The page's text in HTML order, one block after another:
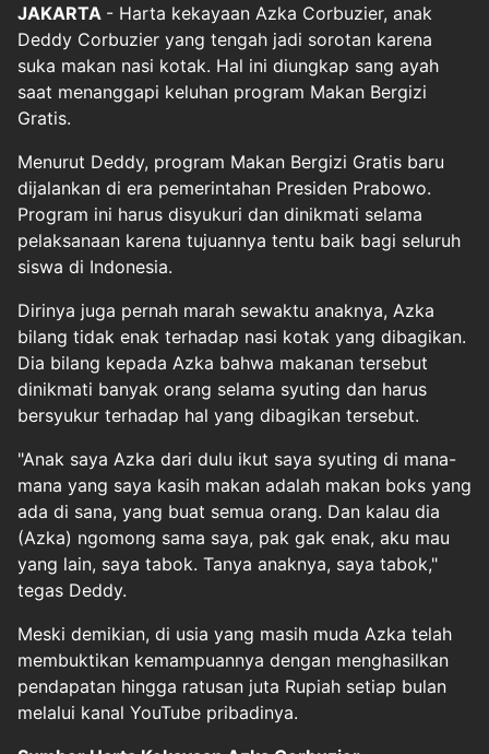
JAKARTA - Harta kekayaan Azka Corbuzier, anak
Deddy Corbuzier yang tengah jadi sorotan karena
suka makan nasi kotak. Hal ini diungkap sang ayah
saat menanggapi keluhan program Makan Bergizi
Gratis.
Menurut Deddy, program Makan Bergizi Gratis baru
dijalankan di era pemerintahan Presiden Prabowo.
Program ini harus disyukuri dan dinikmati selama
pelaksanaan karena tujuannya tentu baik bagi seluruh
siswa di Indonesia.
Dirinya juga pernah marah sewaktu anaknya, Azka
bilang tidak enak terhadap nasi kotak yang dibagikan.
Dia bilang kepada Azka bahwa makanan tersebut
dinikmati banyak orang selama syuting dan harus
bersyukur terhadap hal yang dibagikan tersebut.
"Anak saya Azka dari dulu ikut saya syuting di mana-
mana yang saya kasih makan adalah makan boks yang
ada di sana, yang buat semua orang. Dan kalau dia
(Azka) ngomong sama saya, pak gak enak, aku mau
yang lain, saya tabok. Tanya anaknya, saya tabok,"
tegas Deddy.
Meski demikian, di usia yang masih muda Azka telah
membuktikan kemampuannya dengan menghasilkan
pendapatan hingga ratusan juta Rupiah setiap bulan
melalui kanal YouTube pribadinya.